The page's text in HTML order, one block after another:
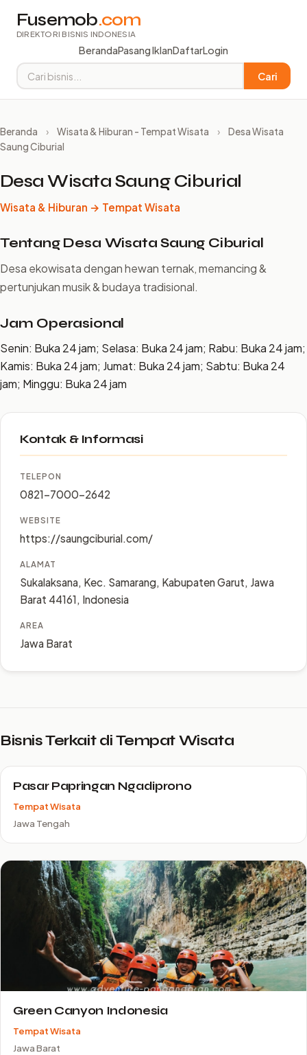
Fusemob.com
DIREKTORI BISNIS INDONESIA
BerandaPasang IklanDaftarLogin
Cari
Beranda › Wisata & Hiburan - Tempat Wisata ›
Desa Wisata
Saung Ciburial
Desa Wisata Saung Ciburial
Wisata & Hiburan → Tempat Wisata
Tentang Desa Wisata Saung Ciburial
Desa ekowisata dengan hewan ternak, memancing &
pertunjukan musik & budaya tradisional.
Jam Operasional
Senin: Buka 24 jam; Selasa: Buka 24 jam; Rabu: Buka 24 jam;
Kamis: Buka 24 jam; Jumat: Buka 24 jam; Sabtu: Buka 24
jam; Minggu: Buka 24 jam
Kontak & Informasi
TELEPON
0821-7000-2642
WEBSITE
https://saungciburial.com/
ALAMAT
Sukalaksana, Kec. Samarang, Kabupaten Garut, Jawa
Barat 44161, Indonesia
AREA
Jawa Barat
Bisnis Terkait di Tempat Wisata
Pasar Papringan Ngadiprono
Tempat Wisata
Jawa Tengah
Green Canyon Indonesia
Tempat Wisata
Jawa Barat